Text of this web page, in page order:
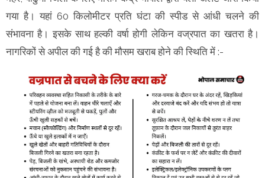
गया है। यहां 60 किलोमीटर प्रति घंटा की स्पीड से आंधी चलने की
संभावना है। इसके साथ हल्की वर्षा होगी लेकिन वज्रपात का खतरा है।
नागरिकों से अपील की गई है की मौसम खराब होने की स्थिति में :-